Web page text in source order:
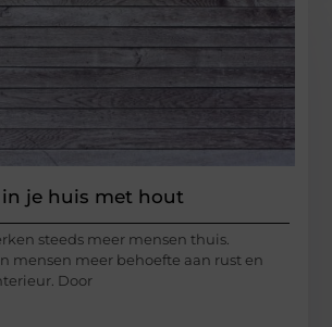
in je huis met hout
steeds meer mensen thuis.
mensen meer behoefte aan rust en
Door